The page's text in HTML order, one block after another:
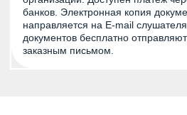
банков. Электронная копия
направляется на E-mail
документов бесплатно
заказным письмом.